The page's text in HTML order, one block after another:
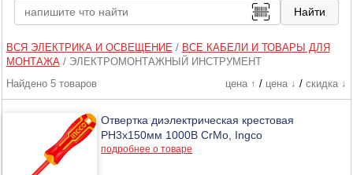
ВСЯ ЭЛЕКТРИКА И ОСВЕЩЕНИЕ / ВСЕ КАБЕЛИ И ТОВАРЫ ДЛЯ
МОНТАЖА/ ЭЛЕКТРОМОНТАЖНЫЙ ИНСТРУМЕНТ
Найдено 5 товаров
цена ↑ / цена ↓ / скидка ↓
Отвертка диэлектрическая крестовая
РН3х150мм 1000В CrMo, Ingco
подробнее о товаре